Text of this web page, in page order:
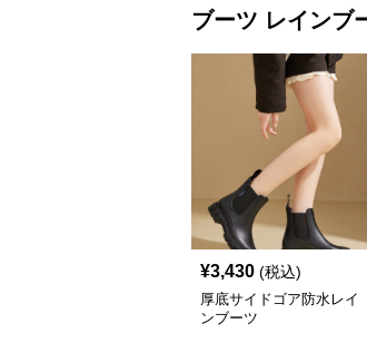
ブーツ レインブ
¥3,430 (税込)
厚底サイドゴア防水レイ
ンブーツ